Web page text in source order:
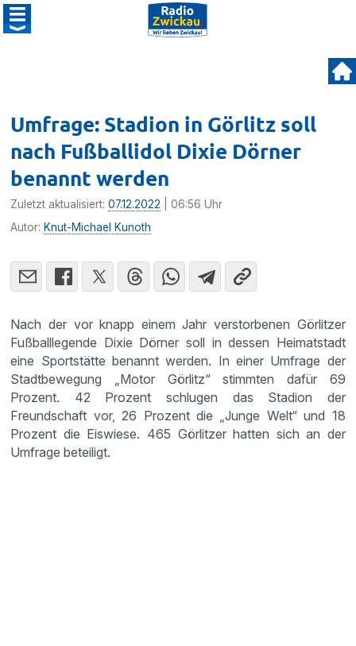
Umfrage: Stadion in Görlitz soll
nach Fußballidol Dixie Dörner
benannt werden
Zuletzt aktualisiert:07.12.2022 | 06:56 Uhr
Autor: Knut-Michael Kunoth
Nach der vor knapp einem Jahr verstorbenen Görlitzer
Fußballlegende Dixie Dörner soll in dessen Heimatstadt
eine Sportstätte benannt werden. In einer Umfrage der
Stadtbewegung „Motor Görlitz“ stimmten dafür 69
Prozent. 42 Prozent schlugen das Stadion der
Freundschaft vor, 26 Prozent die „Junge Welt“ und 18
Prozent die Eiswiese. 465 Görlitzer hatten sich an der
Umfrage beteiligt.